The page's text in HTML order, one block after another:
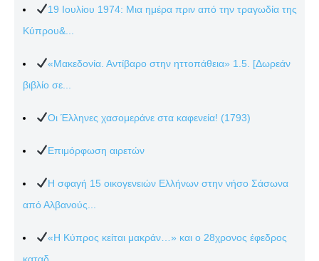
19 Ιουλίου 1974: Μια ημέρα πριν από την τραγωδία της
Κύπρου&...
«Μακεδονία. Αντίβαρο στην ηττοπάθεια» 1.5. [Δωρεάν
βιβλίο σε...
Οι Έλληνες χασομεράνε στα καφενεία! (1793)
Επιμόρφωση αιρετών
Η σφαγή 15 οικογενειών Ελλήνων στην νήσο Σάσωνα
από Αλβανούς...
«Η Κύπρος κείται μακράν…» και ο 28χρονος έφεδρος
καταδ...